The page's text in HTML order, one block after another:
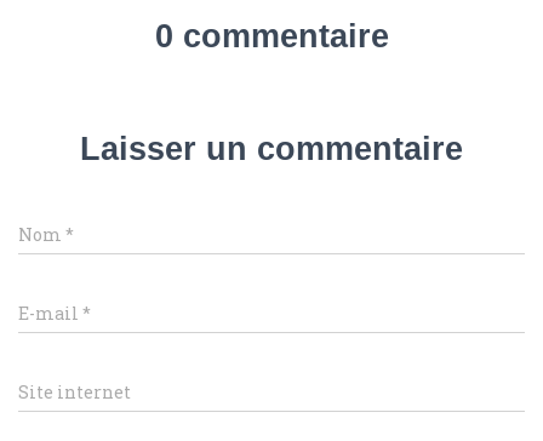
0 commentaire
Laisser un commentaire
Nom *
E-mail *
Site internet